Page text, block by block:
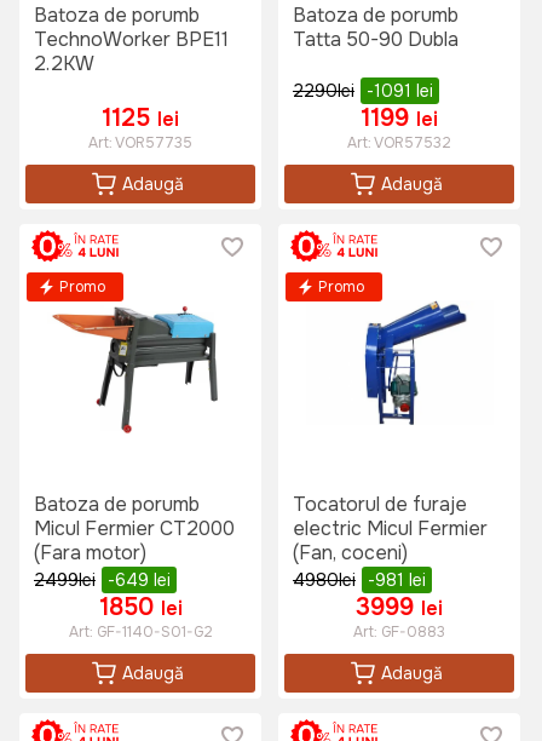
Batoza de porumb
TechnoWorker BPE11
2.2KW
1125 lei
Art:VOR57735
Adaugă
Batoza de porumb
Tatta 50-90 Dubla
2290lei -1091 lei
1199 lei
Art:VOR57532
Adaugă
Promo
Batoza de porumb
Micul Fermier CT2000
(Fara motor)
2499lei -649 lei
1850 lei
Art: GF-1140-S01-G2
Adaugă
Promo
Tocatorul de furaje
electric Micul Fermier
(Fan, coceni)
4980lei -981 lei
3999 lei
Art: GF-0883
Adaugă